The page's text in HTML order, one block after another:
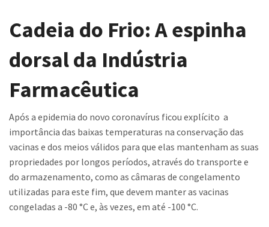
Contato
Trabalhe Conosco
Cadeia do Frio: A espinha
dorsal da Indústria
Farmacêutica
Após a epidemia do novo coronavírus ficou explícito a
importância das baixas temperaturas na conservação das
vacinas e dos meios válidos para que elas mantenham as suas
propriedades por longos períodos, através do transporte e
do armazenamento, como as câmaras de congelamento
utilizadas para este fim, que devem manter as vacinas
congeladas a -80 °C e, às vezes, em até -100 °C.